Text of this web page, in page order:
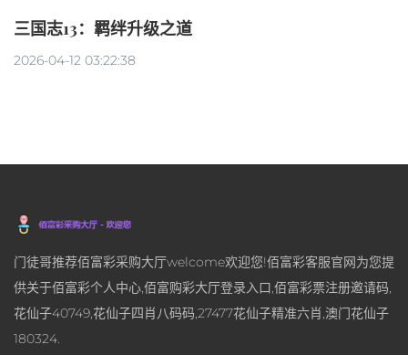
三国志13：羁绊升级之道
2026-04-12 03:22:38
门徒哥推荐佰富彩采购大厅welcome欢迎您!佰富彩客服官网为您提
供关于佰富彩个人中心,佰富购彩大厅登录入口,佰富彩票注册邀请码,
花仙子40749,花仙子四肖八码码,27477花仙子精准六肖,澳门花仙子
180324.